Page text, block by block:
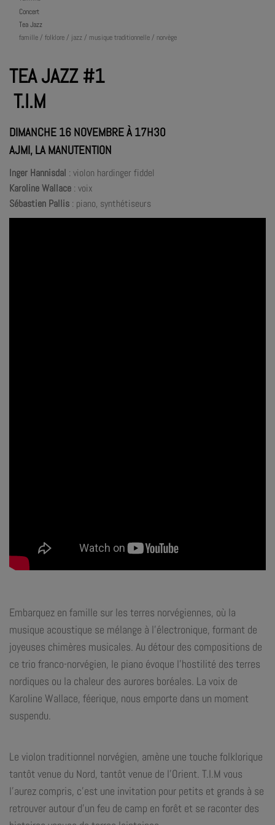
Concert
Tea Jazz
famille / folklore / jazz / musique traditionnelle / norvège
TEA JAZZ #1
T.I.M
DIMANCHE 16 NOVEMBRE À 17H30
AJMI, LA MANUTENTION
Inger Hannisdal : violon hardinger fiddel
Karoline Wallace : voix
Sébastien Pallis : piano, synthétiseurs
Embarquez en famille sur les terres norvégiennes, où la
musique acoustique se mélange à l’électronique, formant de
joyeuses chimères musicales. Au détour des compositions de
ce trio franco-norvégien, le piano évoque l’hostilité des terres
nordiques ou la chaleur des aurores boréales. La voix de
Karoline Wallace, féerique, nous emporte dans un moment
suspendu.
Le violon traditionnel norvégien, amène une touche folklorique
tantôt venue du Nord, tantôt venue de l’Orient. T.I.M vous
l’aurez compris, c’est une invitation pour petits et grands à se
retrouver autour d’un feu de camp en forêt et se raconter des